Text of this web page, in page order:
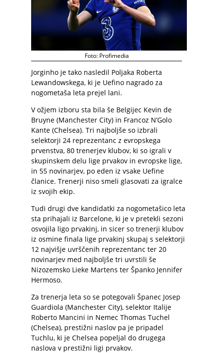
Foto: Profimedia
Jorginho je tako nasledil Poljaka Roberta
Lewandowskega, ki je Uefino nagrado za
nogometaša leta prejel lani.
V ožjem izboru sta bila še Belgijec Kevin de
Bruyne (Manchester City) in Francoz N’Golo
Kante (Chelsea). Tri najboljše so izbrali
selektorji 24 reprezentanc z evropskega
prvenstva, 80 trenerjev klubov, ki so igrali v
skupinskem delu lige prvakov in evropske lige,
in 55 novinarjev, po eden iz vsake Uefine
članice. Trenerji niso smeli glasovati za igralce
iz svojih ekip.
Tudi drugi dve kandidatki za nogometašico leta
sta prihajali iz Barcelone, ki je v pretekli sezoni
osvojila ligo prvakinj, in sicer so trenerji klubov
iz osmine finala lige prvakinj skupaj s selektorji
12 najvišje uvrščenih reprezentanc ter 20
novinarjev med najboljše tri uvrstili še
Nizozemsko Lieke Martens ter Španko Jennifer
Hermoso.
Za trenerja leta so se potegovali Španec Josep
Guardiola (Manchester City), selektor Italije
Roberto Mancini in Nemec Thomas Tuchel
(Chelsea), prestižni naslov pa je pripadel
Tuchlu, ki je Chelsea popeljal do drugega
naslova v prestižni ligi prvakov.